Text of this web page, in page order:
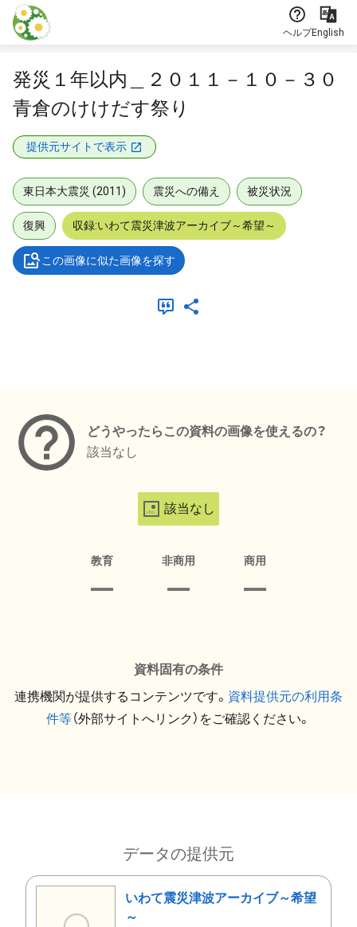
本文に飛ぶ
ヘルプEnglish
発災１年以内＿２０１１－１０－３０
青倉のけけだす祭り
提供元サイトで表示
東日本大震災 (2011) 震災への備え 被災状況
復興 収録:いわて震災津波アーカイブ～希望～
この画像に似た画像を探す
どうやったらこの資料の画像を使えるの？
該当なし
該当なし
教育 非商用 商用
資料固有の条件
連携機関が提供するコンテンツです。 資料提供元の利用条
件等（外部サイトへリンク）をご確認ください。
データの提供元
いわて震災津波アーカイブ～希望
～